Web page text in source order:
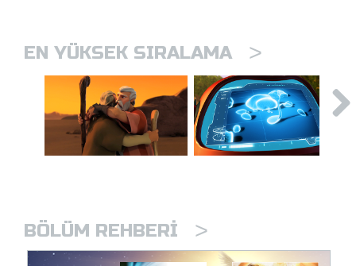
EN YÜKSEK SIRALAMA >
BÖLÜM REHBERI >